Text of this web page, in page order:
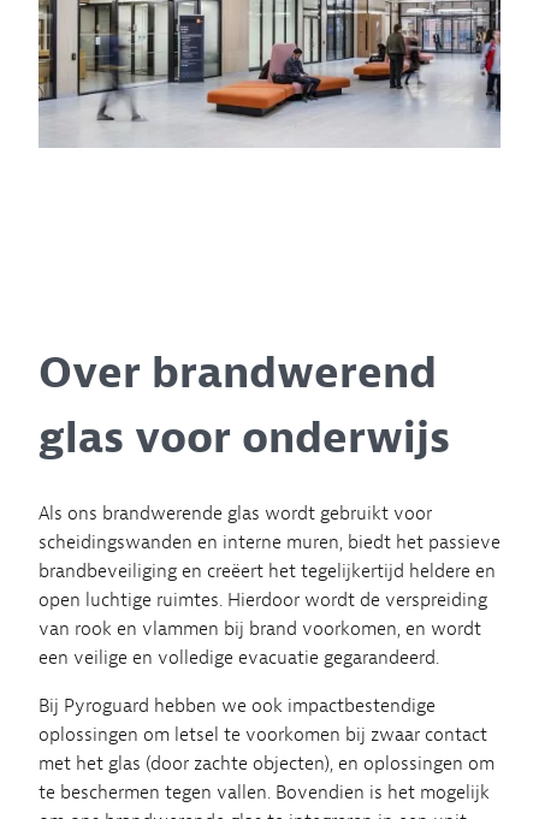
Over brandwerend
glas voor onderwijs
Als ons brandwerende glas wordt gebruikt voor
scheidingswanden en interne muren, biedt het passieve
brandbeveiliging en creëert het tegelijkertijd heldere en
open luchtige ruimtes. Hierdoor wordt de verspreiding
van rook en vlammen bij brand voorkomen, en wordt
een veilige en volledige evacuatie gegarandeerd.
Bij Pyroguard hebben we ook impactbestendige
oplossingen om letsel te voorkomen bij zwaar contact
met het glas (door zachte objecten), en oplossingen om
te beschermen tegen vallen. Bovendien is het mogelijk